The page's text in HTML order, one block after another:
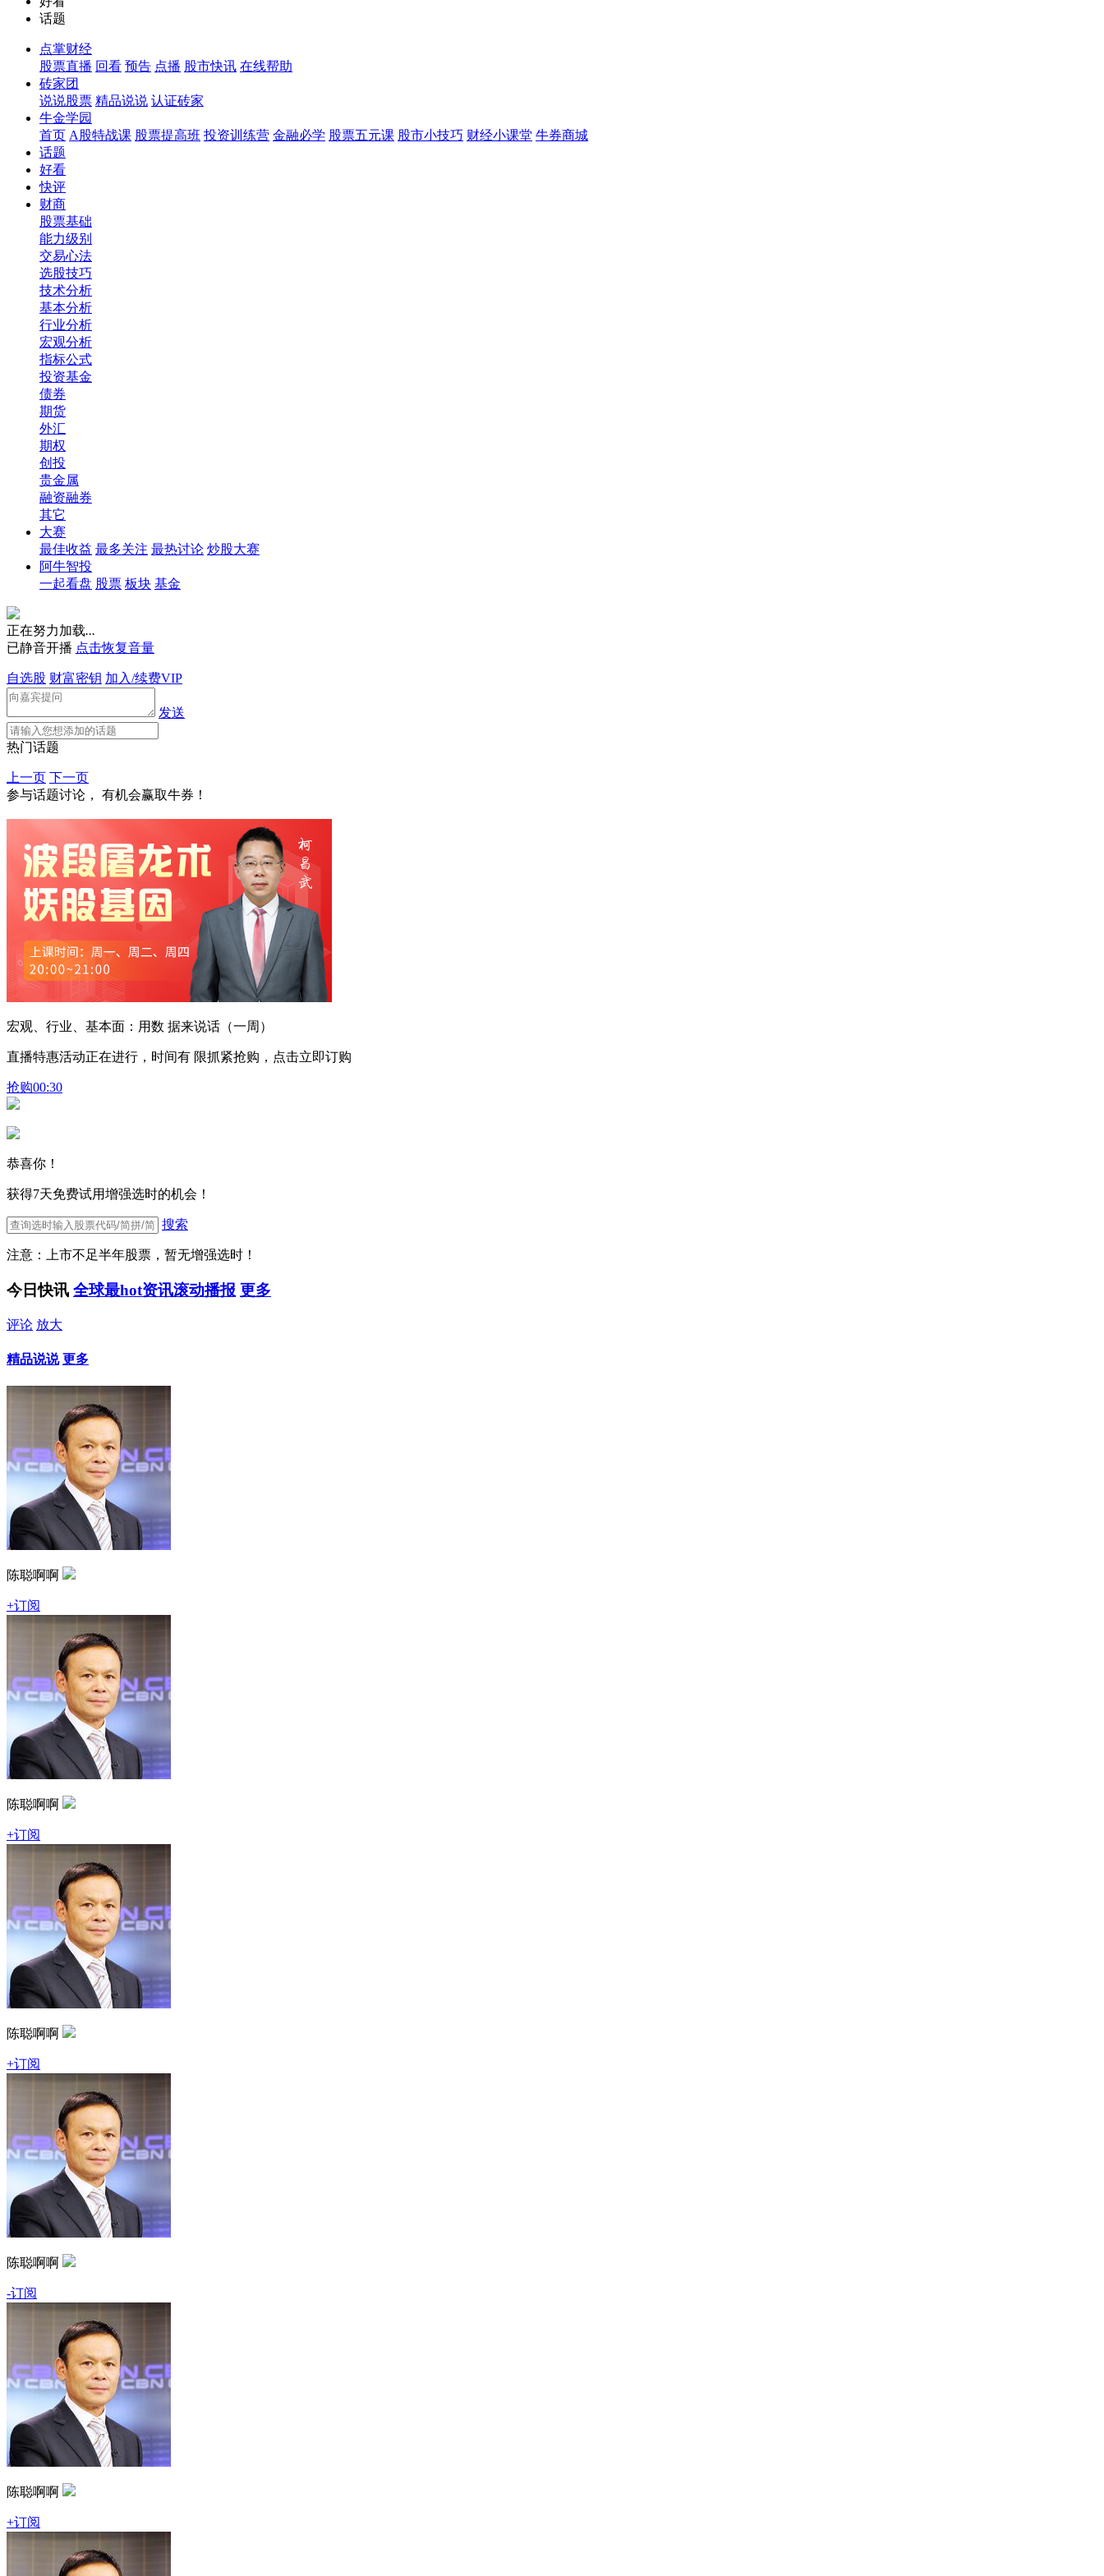
话题
点掌财经
股票直播 回看 预告 点播 股市快讯 在线帮助
砖家团
说说股票 精品说说 认证砖家
牛金学园
首页 A股特战课 股票提高班 投资训练营 金融必学 股票五元课 股市小技巧 财经小课堂 牛券商城
话题
好看
快评
财商
股票基础
能力级别
交易心法
选股技巧
技术分析
基本分析
行业分析
宏观分析
指标公式
投资基金
债券
期货
外汇
期权
创投
贵金属
融资融券
其它
大赛
最佳收益 最多关注 最热讨论 炒股大赛
阿牛智投
一起看盘 股票 板块 基金
正在努力加载...
已静音开播 点击恢复音量
自选股 财富密钥 加入/续费VIP
发送
热门话题
上一页 下一页
参与话题讨论， 有机会赢取牛券！
宏观、行业、基本面：用数 据来说话（一周）
直播特惠活动正在进行，时间有 限抓紧抢购，点击立即订购
抢购00:30
恭喜你！
获得7天免费试用增强选时的机会！
搜索
注意：上市不足半年股票，暂无增强选时！
今日快讯 全球最hot资讯滚动播报 更多
评论 放大
精品说说 更多
陈聪啊啊
+订阅
陈聪啊啊
+订阅
陈聪啊啊
+订阅
陈聪啊啊
-订阅
陈聪啊啊
+订阅